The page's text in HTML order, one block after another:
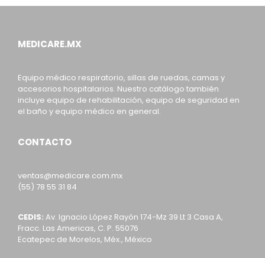
MEDICARE.MX
Equipo médico respiratorio, sillas de ruedas, camas y
accesorios hospitalarios. Nuestro catálogo también
incluye equipo de rehabilitación, equipo de seguridad en
el baño y equipo médico en general.
CONTACTO
ventas@medicare.com.mx
(55) 78 55 31 84
CEDIS: Av. Ignacio López Rayón 174-Mz 39 Lt 3 Casa A,
Fracc. Las Americas, C. P. 55076
Ecatepec de Morelos, Méx., México